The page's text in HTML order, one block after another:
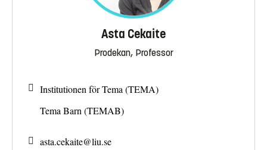
Asta Cekaite
Prodekan, Professor
Institutionen för Tema (TEMA)
Tema Barn (TEMAB)
asta.cekaite@liu.se